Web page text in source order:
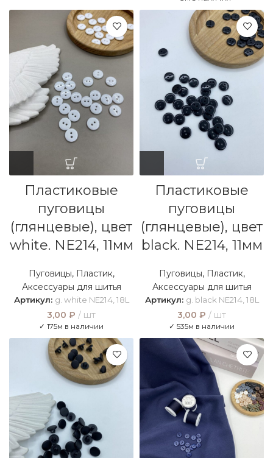
Пластиковые
пуговицы
(глянцевые), цвет
white. NE214, 11мм
Пуговицы, Пластик,
Аксессуары для шитья
Артикул: g. white NE214, 18L
3,00 ₽ шт
✓ 175м в наличии
Пластиковые
пуговицы
(глянцевые), цвет
black. NE214, 11мм
Пуговицы, Пластик,
Аксессуары для шитья
Артикул: g. black NE214, 18L
3,00 ₽ шт
✓ 535м в наличии